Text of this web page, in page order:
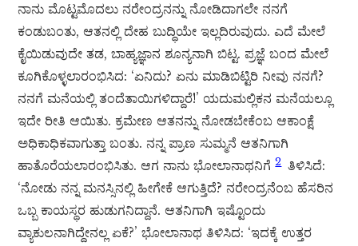
ನಾನು ಮೊಟ್ಟಮೊದಲು ನರೇಂದ್ರನನ್ನು ನೋಡಿದಾಗಲೇ ನನಗೆ
ಕಂಡುಬಂತು, ಆತನಲ್ಲಿ ದೇಹ ಬುದ್ಧಿಯೇ ಇಲ್ಲದಿರುವುದು. ಎದೆ ಮೇಲೆ
ಕೈಯಿಡುವುದೇ ತಡ, ಬಾಹ್ಯಜ್ಞಾನ ಶೂನ್ಯನಾಗಿ ಬಿಟ್ಟ. ಪ್ರಜ್ಞೆ ಬಂದ ಮೇಲೆ
ಕೂಗಿಕೊಳ್ಳಲಾರಂಭಿಸಿದ: ‘ಏನಿದು? ಏನು ಮಾಡಿಬಿಟ್ಟಿರಿ ನೀವು ನನಗೆ?
ನನಗೆ ಮನೆಯಲ್ಲಿ ತಂದೆತಾಯಿಗಳಿದ್ದಾರೆ!’ ಯದುಮಲ್ಲಿಕನ ಮನೆಯಲ್ಲೂ
ಇದೇ ರೀತಿ ಆಯಿತು. ಕ್ರಮೇಣ ಆತನನ್ನು ನೋಡಬೇಕೆಂಬ ಆಕಾಂಕ್ಷೆ
ಅಧಿಕಾಧಿಕವಾಗುತ್ತಾ ಬಂತು. ನನ್ನ ಪ್ರಾಣ ಸುಮ್ಮನೆ ಆತನಿಗಾಗಿ
ಹಾತೊರೆಯಲಾರಂಭಿಸಿತು. ಆಗ ನಾನು ಭೋಲಾನಾಥನಿಗೆ2 ತಿಳಿಸಿದೆ:
‘ನೋಡು ನನ್ನ ಮನಸ್ಸಿನಲ್ಲಿ ಹೀಗೇಕೆ ಆಗುತ್ತಿದೆ? ನರೇಂದ್ರನೆಂಬ ಹೆಸರಿನ
ಒಬ್ಬ ಕಾಯಸ್ಥರ ಹುಡುಗನಿದ್ದಾನೆ. ಆತನಿಗಾಗಿ ಇಷ್ಟೊಂದು
ವ್ಯಾಕುಲನಾಗಿದ್ದೇನಲ್ಲ ಏಕೆ?’ ಭೋಲಾನಾಥ ತಿಳಿಸಿದ: ‘ಇದಕ್ಕೆ ಉತ್ತರ